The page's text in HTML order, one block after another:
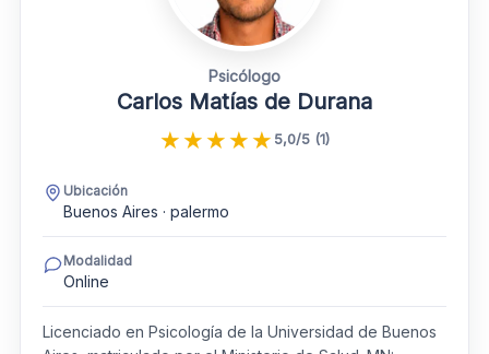
Psicólogo
Carlos Matías de Durana
★★★★★ 5,0/5 (1)
Ubicación
Buenos Aires · palermo
Modalidad
Online
Licenciado en Psicología de la Universidad de Buenos